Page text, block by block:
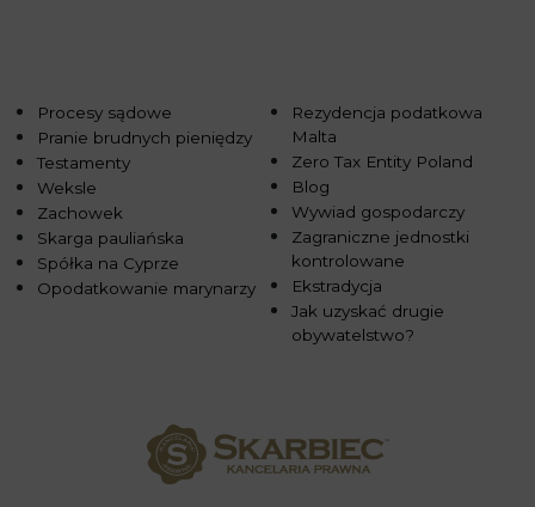
Procesy sądowe
Pranie brudnych pieniędzy
Testamenty
Weksle
Zachowek
Skarga pauliańska
Spółka na Cyprze
Opodatkowanie marynarzy
Rezydencja podatkowa
Malta
Zero Tax Entity Poland
Blog
Wywiad gospodarczy
Zagraniczne jednostki
kontrolowane
Ekstradycja
Jak uzyskać drugie
obywatelstwo?